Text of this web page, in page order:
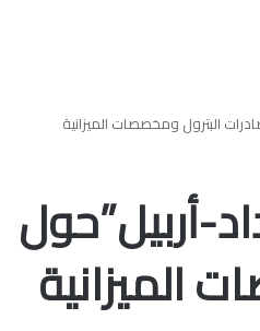
البترول ومخصصات الميزانية
أربيل”حول
الميزانية